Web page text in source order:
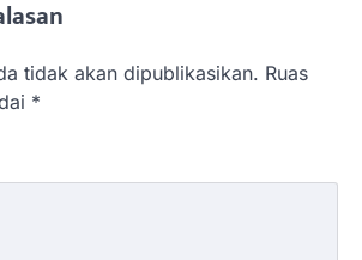
tidak akan dipublikasikan. Ruas
*